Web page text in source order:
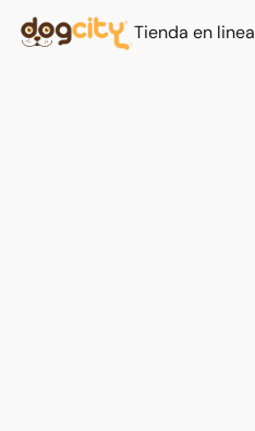
Tienda en linea